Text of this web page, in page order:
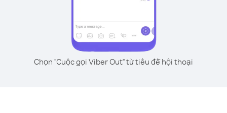
Chọn "Cuộc gọi Viber Out" từ tiêu đề hội thoại